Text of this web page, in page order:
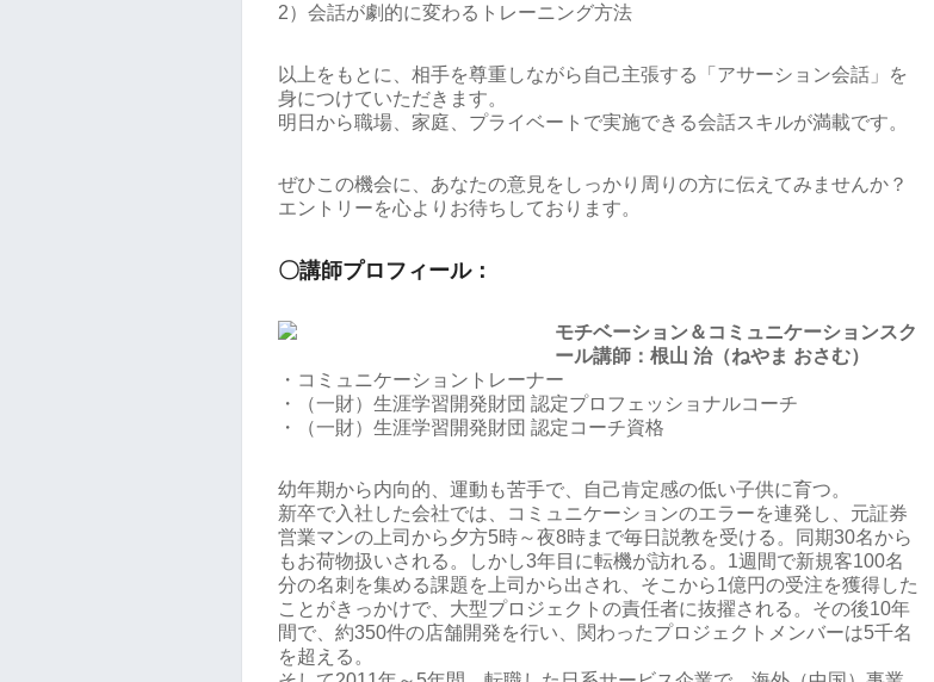
2）会話が劇的に変わるトレーニング方法
以上をもとに、相手を尊重しながら自己主張する「アサーション会話」を
身につけていただきます。
明日から職場、家庭、プライベートで実施できる会話スキルが満載です。
ぜひこの機会に、あなたの意見をしっかり周りの方に伝えてみませんか？
エントリーを心よりお待ちしております。
〇講師プロフィール：
モチベーション＆コミュニケーションスク
ール講師：根山 治（ねやま おさむ）
・コミュニケーショントレーナー
・（一財）生涯学習開発財団 認定プロフェッショナルコーチ
・（一財）生涯学習開発財団 認定コーチ資格
幼年期から内向的、運動も苦手で、自己肯定感の低い子供に育つ。
新卒で入社した会社では、コミュニケーションのエラーを連発し、元証券
営業マンの上司から夕方5時～夜8時まで毎日説教を受ける。同期30名から
もお荷物扱いされる。しかし3年目に転機が訪れる。1週間で新規客100名
分の名刺を集める課題を上司から出され、そこから1億円の受注を獲得した
ことがきっかけで、大型プロジェクトの責任者に抜擢される。その後10年
間で、約350件の店舗開発を行い、関わったプロジェクトメンバーは5千名
を超える。